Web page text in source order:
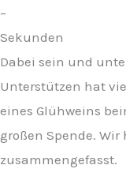
–
Sekunden
Dabei sein und
Unterstützen hat
eines Glühweins
großen Spende.
zusammengefasst.